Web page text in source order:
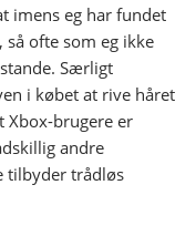
imens eg har fundet
ofte som eg ikke
Særligt
i købet at rive håret
Xbox-brugere er
andre
tilbyder trådløs